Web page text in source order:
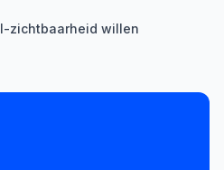
zichtbaarheid willen